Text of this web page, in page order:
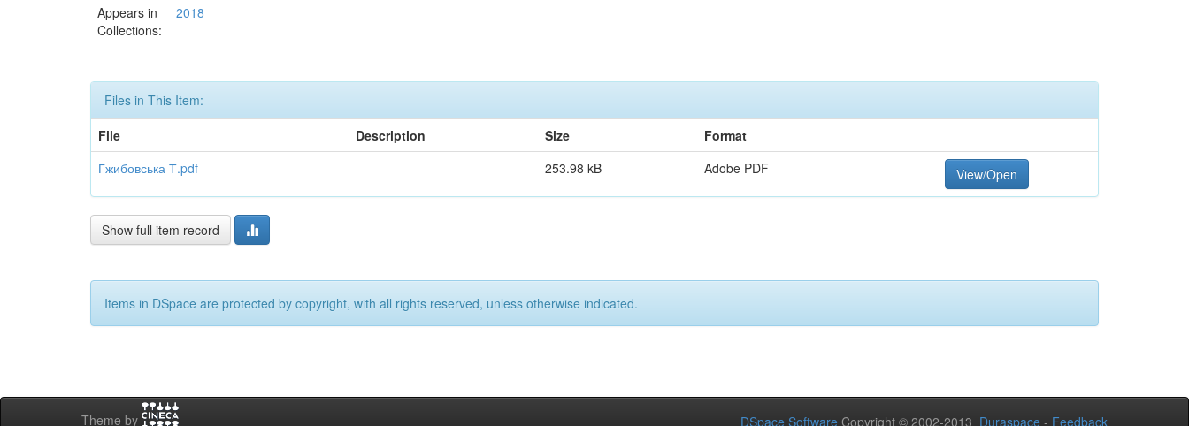
Appears in
Collections:
2018
Files in This Item:
File
Description Size
Format
Гжибовська Т.pdf
253.98 kB Adobe PDF View/Open
Show full item record
Items in DSpace are protected by copyright, with all rights reserved, unless otherwise indicated.
Theme by DSpace Software Copyright © 2002-2013 Duraspace - Feedback